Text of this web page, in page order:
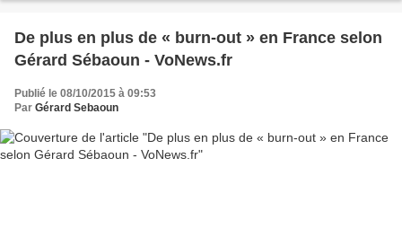
De plus en plus de « burn-out » en France selon
Gérard Sébaoun - VoNews.fr
Publié le 08/10/2015 à 09:53
Par Gérard Sebaoun